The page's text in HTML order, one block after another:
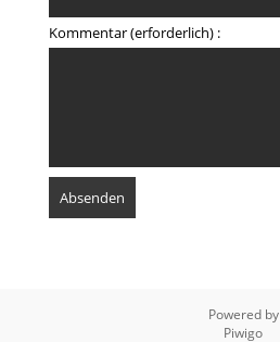
Kommentar (erforderlich) :
Powered by
Piwigo